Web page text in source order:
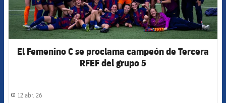
El Femenino C se proclama campeón de Tercera
RFEF del grupo 5
label.share.clock
12 abr. 26